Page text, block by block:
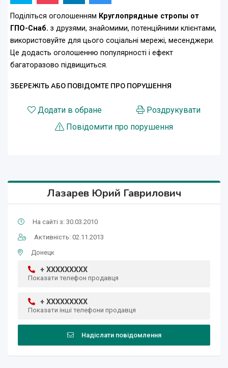
Поділіться оголошенням Круглопрядные стропы от
ГПО-Снаб. з друзями, знайомими, потенційними клієнтами,
використовуйте для цього соціальні мережі, месенджери.
Це додасть оголошенню популярності і ефект
багаторазово підвищиться.
ЗБЕРЕЖІТЬ АБО ПОВІДОМТЕ ПРО ПОРУШЕННЯ
Додати в обране
Роздрукувати
Повідомити про порушення
Лазарев Юрий Гаврилович
На сайті з: 30.03.2010
Активність: 02.11.2013
Донецк
+ XXXXXXXXX
Показати телефон продавця
+ XXXXXXXXX
Показати інші телефони продавця
Надіслати повідомлення